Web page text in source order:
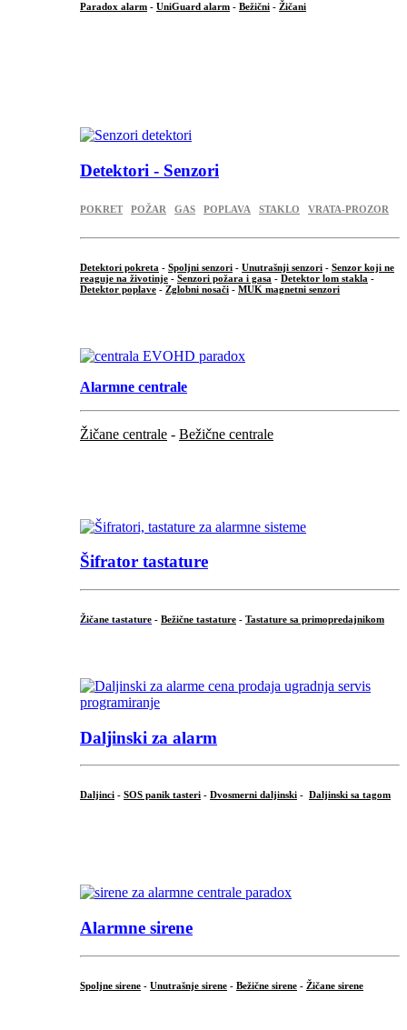
Paradox alarm - UniGuard alarm - Bežični - Žičani
Detektori - Senzori
POKRET POŽAR GAS POPLAVA STAKLO VRATA-PROZOR
Detektori pokreta - Spoljni senzori - Unutrašnji senzori - Senzor koji ne
reaguje na životinje - Senzori požara i gasa - Detektor lom stakla -
Detektor poplave - Zglobni nosači - MUK magnetni senzori
Alarmne centrale
Žičane centrale - Bežične centrale
Šifrator tastature
Žičane tastature - Bežične tastature - Tastature sa primopredajnikom
Daljinski za alarm
Daljinci - SOS panik tasteri - Dvosmerni daljinski - Daljinski sa tagom
Alarmne sirene
Spoljne sirene - Unutrašnje sirene - Bežične sirene - Žičane sirene